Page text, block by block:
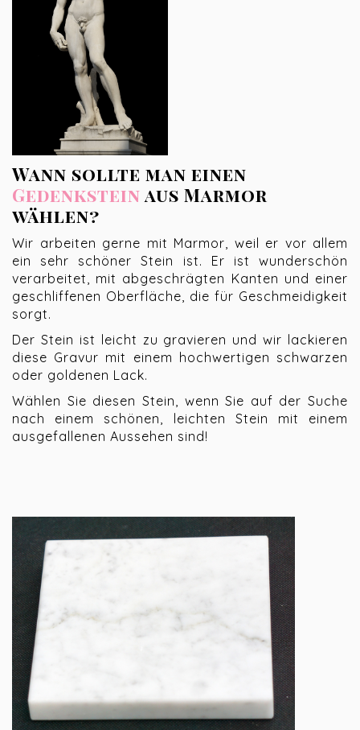
Wann sollte man einen
Gedenksteinaus Marmor
wählen?
Wir arbeiten gerne mit Marmor, weil er vor allem
ein sehr schöner Stein ist. Er ist wunderschön
verarbeitet, mit abgeschrägten Kanten und einer
geschliffenen Oberfläche, die für Geschmeidigkeit
sorgt.
Der Stein ist leicht zu gravieren und wir lackieren
diese Gravur mit einem hochwertigen schwarzen
oder goldenen Lack.
Wählen Sie diesen Stein, wenn Sie auf der Suche
nach einem schönen, leichten Stein mit einem
ausgefallenen Aussehen sind!